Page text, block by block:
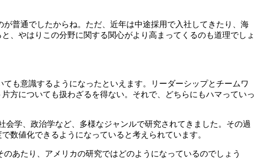
普通でしたからね。ただ、近年は中途採用で入社してきたり、海
、やはりこの分野に関する関心がより高まってくるのも道理でしょ
も意識するようになったといえます。リーダーシップとチームワ
方についても扱わざるを得ない。それで、どちらにもハマっていっ
学、政治学など、多様なジャンルで研究されてきました。その過
数値化できるようになっていると考えられています。
あたり、アメリカの研究ではどのようになっているのでしょう